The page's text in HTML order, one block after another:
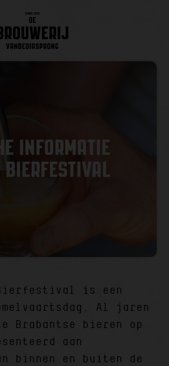
INFORMATIE
is een
Al jaren
Brabantse bieren op
aan
binnen en buiten de